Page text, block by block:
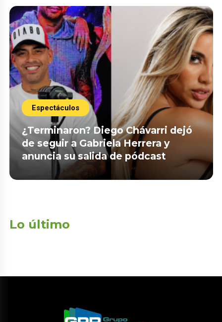
Espectáculos
¿Terminaron? Diego Chávarri dejó
de seguir a Gabriela Herrera y
anuncia su salida de pódcast
Lo último